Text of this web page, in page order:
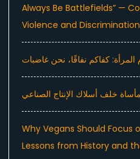
Always Be Battlefields” —
Violence and Discrimination
كفاكم نفاقًا، نحن غاضبات
خلف أسلاك الإنتاج الصناعي
Why Vegans Should Focus
Lessons from History and